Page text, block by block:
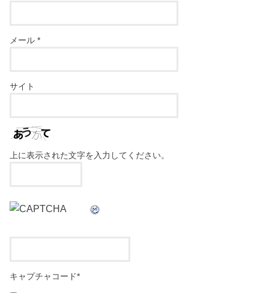
メール*
サイト
上に表示された文字を入力してください。
キャプチャコード*